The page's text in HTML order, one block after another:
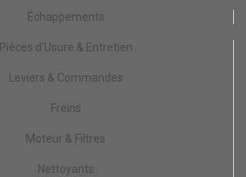
Échappements
Pièces d'Usure & Entretien
Leviers & Commandes
Freins
Moteur & Filtres
Nettoyants